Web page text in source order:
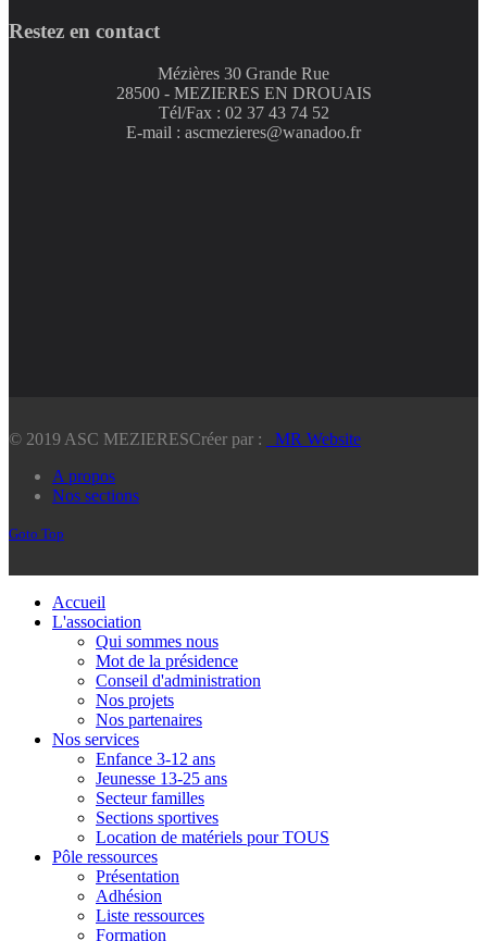
Restez en contact
Mézières 30 Grande Rue
28500 - MEZIERES EN DROUAIS
Tél/Fax : 02 37 43 74 52
E-mail : ascmezieres@wanadoo.fr
© 2019 ASC MEZIERESCréer par :
_MR Website
A propos
Nos sections
Goto Top
Accueil
L'association
Qui sommes nous
Mot de la présidence
Conseil d'administration
Nos projets
Nos partenaires
Nos services
Enfance 3-12 ans
Jeunesse 13-25 ans
Secteur familles
Sections sportives
Location de matériels pour TOUS
Pôle ressources
Présentation
Adhésion
Liste ressources
Formation